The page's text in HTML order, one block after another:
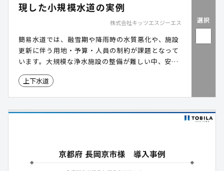
現した小規模水道の実例
株式会社キッツエスジーエス
簡易水道では、融雪期や降雨時の水質悪化や、施設
更新に伴う用地・予算・人員の制約が課題となって
います。大規模な浄水施設の整備が難しい中、安定
した水質確保と維持管理負担の軽減が求められてい
ます。本ページ(ダウンロード資料)では、北海道足
ュー」の導入により、省スペースで安定供給と省力
上下水道
選択